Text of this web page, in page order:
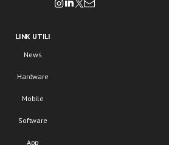
LINK UTILI
News
Hardware
Mobile
Software
App